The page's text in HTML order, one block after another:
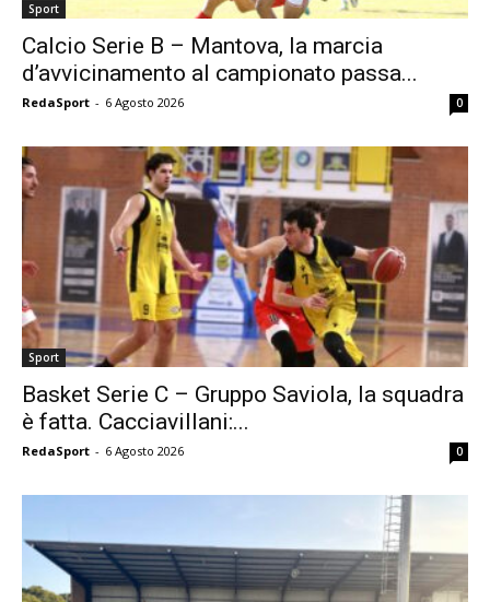
Sport
Calcio Serie B – Mantova, la marcia
d’avvicinamento al campionato passa...
RedaSport - 6 Agosto 2026 0
Sport
Basket Serie C – Gruppo Saviola, la squadra
è fatta. Cacciavillani:...
RedaSport - 6 Agosto 2026 0